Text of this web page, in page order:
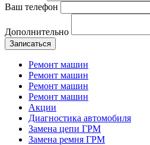
Ваш телефон
Дополнительно
Записаться
Ремонт машин
Ремонт машин
Ремонт машин
Ремонт машин
Акции
Диагностика автомобиля
Замена цепи ГРМ
Замена ремня ГРМ